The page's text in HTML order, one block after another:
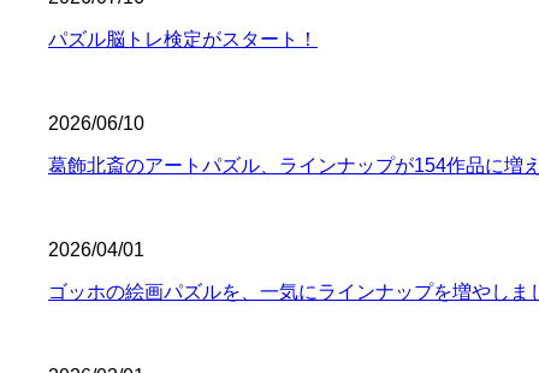
パズル脳トレ検定がスタート！
2026/06/10
葛飾北斎のアートパズル、ラインナップが154作品に増
2026/04/01
ゴッホの絵画パズルを、一気にラインナップを増やしま